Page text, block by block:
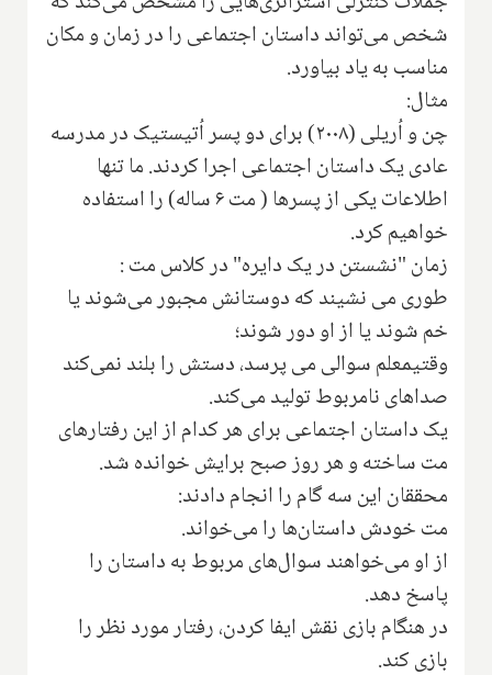
شخص می‌تواند داستان اجتماعی را در زمان و مکان
مناسب به یاد بیاورد.
مثال:
چن و اُریلی (۲۰۰۸) برای دو پسر اُتیستیک در مدرسه
عادی یک داستان اجتماعی اجرا کردند. ما تنها
اطلاعات یکی از پسرها ( مت ۶ ساله) را استفاده
خواهیم کرد.
زمان "نشستن در یک دایره" در کلاس مت :
طوری می نشیند که دوستانش مجبور می‌شوند یا
خم شوند یا از او دور شوند؛
وقتیمعلم سوالی می پرسد، دستش را بلند نمی‌کند
صداهای نامربوط تولید می‌کند.
یک داستان اجتماعی برای هر کدام از این رفتارهای
مت ساخته و هر روز صبح برایش خوانده شد.
محققان این سه گام را انجام دادند:
مت خودش داستان‌ها را می‌خواند.
از او می‌خواهند سوال‌های مربوط به داستان را
پاسخ دهد.
در هنگام بازی نقش ایفا کردن، رفتار مورد نظر را
بازی کند.